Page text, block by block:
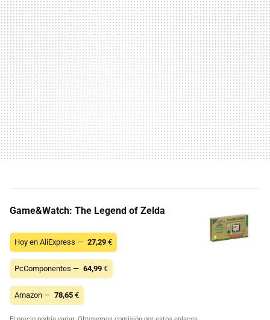
Game&Watch: The Legend of Zelda
Hoy en AliExpress — 27,29 €
PcComponentes — 64,99 €
Amazon — 78,65 €